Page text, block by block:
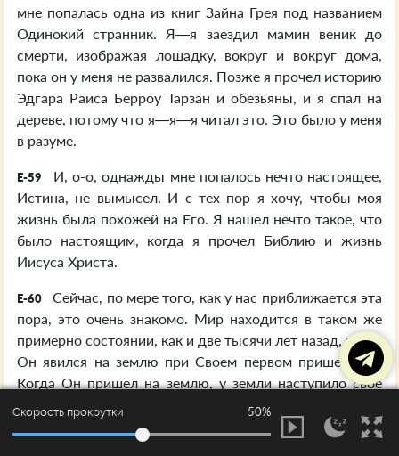
мне попалась одна из книг Зайна Грея под названием
Одинокий странник. Я—я заездил мамин веник до
смерти, изображая лошадку, вокруг и вокруг дома,
пока он у меня не развалился. Позже я прочел историю
Эдгара Раиса Берроу Тарзан и обезьяны, и я спал на
дереве, потому что я—я—я читал это. Это было у меня
в разуме.
E-59
И, о-о, однажды мне попалось нечто настоящее,
Истина, не вымысел. И с тех пор я хочу, чтобы моя
жизнь была похожей на Его. Я нашел нечто такое, что
было настоящим, когда я прочел Библию и жизнь
Иисуса Христа.
E-60
Сейчас, по мере того, как у нас приближается эта
пора, это очень знакомо. Мир находится в таком же
примерно состоянии, как и две тысячи лет назад, когда
Он явился на землю при Своем первом пришествии.
Когда Он пришел на землю, у земли наступило свое
время...
Каждые сколько-то лет мир впадает в такое
Скорость прокрутки 50%